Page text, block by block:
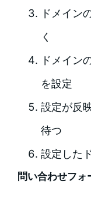
ドメイン
く
ドメイン
を設定
設定が反
待つ
設定した
問い合わせフ